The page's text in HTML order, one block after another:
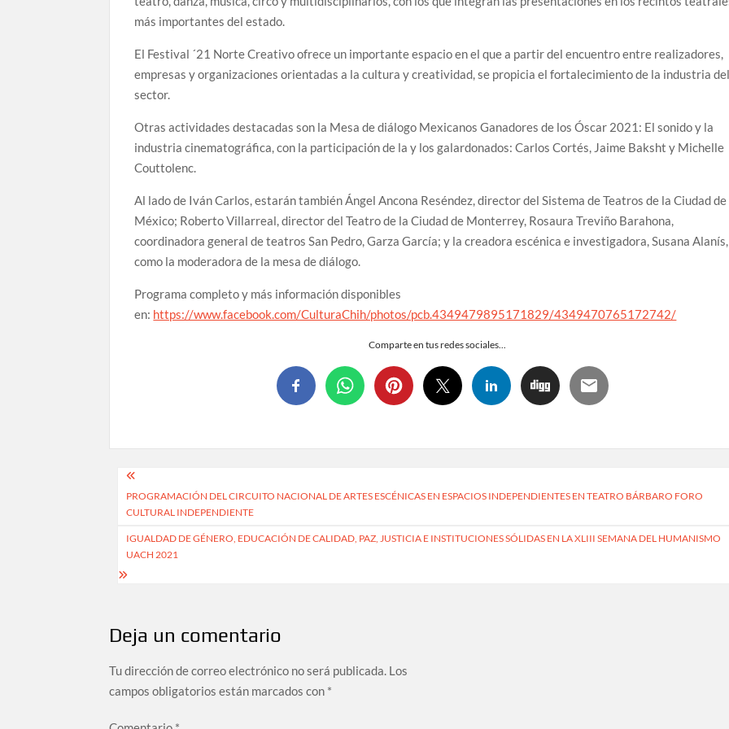
más importantes del estado.
El Festival ´21 Norte Creativo ofrece un importante espacio en el que a partir del encuentro entre realizadores,
empresas y organizaciones orientadas a la cultura y creatividad, se propicia el fortalecimiento de la industria
sector.
Otras actividades destacadas son la Mesa de diálogo Mexicanos Ganadores de los Óscar 2021: El sonido y la
industria cinematográfica, con la participación de la y los galardonados: Carlos Cortés, Jaime Baksht y Michelle
Couttolenc.
Al lado de Iván Carlos, estarán también Ángel Ancona Reséndez, director del Sistema de Teatros de la Ciudad de
México; Roberto Villarreal, director del Teatro de la Ciudad de Monterrey, Rosaura Treviño Barahona,
coordinadora general de teatros San Pedro, Garza García; y la creadora escénica e investigadora, Susana Alanís,
como la moderadora de la mesa de diálogo.
Programa completo y más información disponibles
en: https://www.facebook.com/CulturaChih/photos/pcb.4349479895171829/4349470765172742/
Comparte en tus redes sociales...
PROGRAMACIÓN DEL CIRCUITO NACIONAL DE ARTES ESCÉNICAS EN ESPACIOS INDEPENDIENTES EN TEATRO BÁRBARO FORO
CULTURAL INDEPENDIENTE
IGUALDAD DE GÉNERO, EDUCACIÓN DE CALIDAD, PAZ, JUSTICIA E INSTITUCIONES SÓLIDAS EN LA XLIII SEMANA DEL HUMANISMO
UACH 2021
Deja un comentario
Tu dirección de correo electrónico no será publicada. Los
campos obligatorios están marcados con *